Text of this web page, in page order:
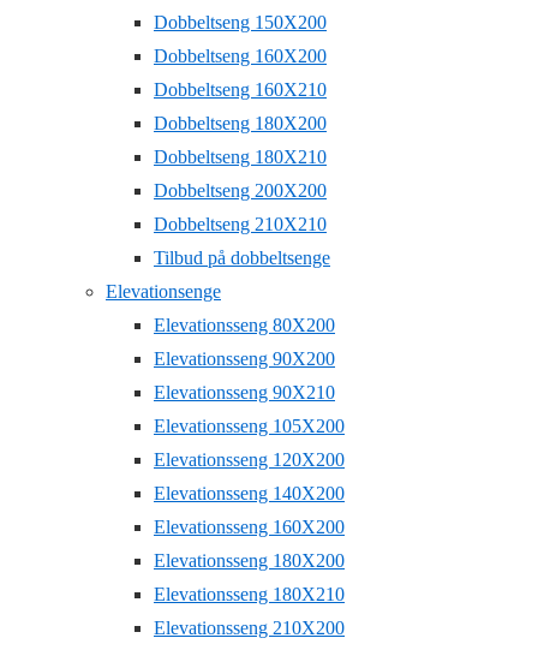
Dobbeltseng 150X200
Dobbeltseng 160X200
Dobbeltseng 160X210
Dobbeltseng 180X200
Dobbeltseng 180X210
Dobbeltseng 200X200
Dobbeltseng 210X210
Tilbud på dobbeltsenge
Elevationsenge
Elevationsseng 80X200
Elevationsseng 90X200
Elevationsseng 90X210
Elevationsseng 105X200
Elevationsseng 120X200
Elevationsseng 140X200
Elevationsseng 160X200
Elevationsseng 180X200
Elevationsseng 180X210
Elevationsseng 210X200